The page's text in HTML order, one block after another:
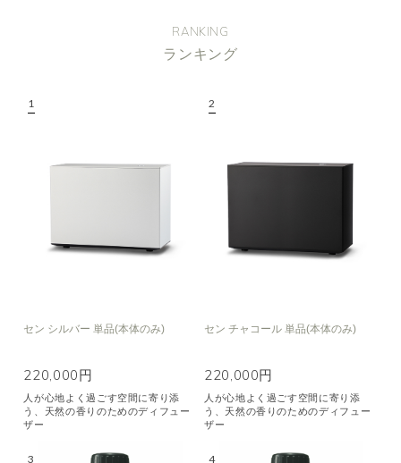
RANKING
ランキング
セン シルバー 単品(本体のみ)
220,000円
人が心地よく過ごす空間に寄り添
う、天然の香りのためのディフュー
ザー
セン チャコール 単品(本体のみ)
220,000円
人が心地よく過ごす空間に寄り添
う、天然の香りのためのディフュー
ザー